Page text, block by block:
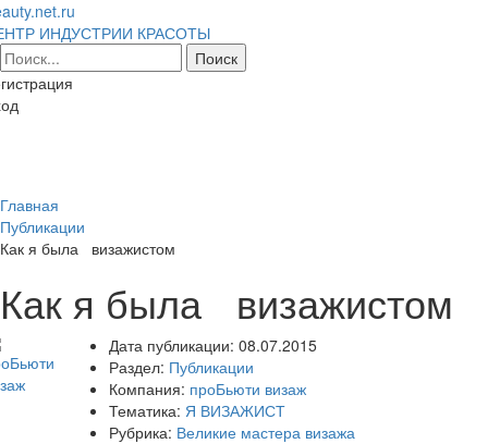
ИНДУСТРИИ КРАСОТЫ
Главная
Публикации
Как я была визажистом
Как я была визажистом
Дата публикации: 08.07.2015
Раздел: Публикации
Компания: проБьюти визаж
Тематика: Я ВИЗАЖИСТ
Рубрика: Великие мастера визажа